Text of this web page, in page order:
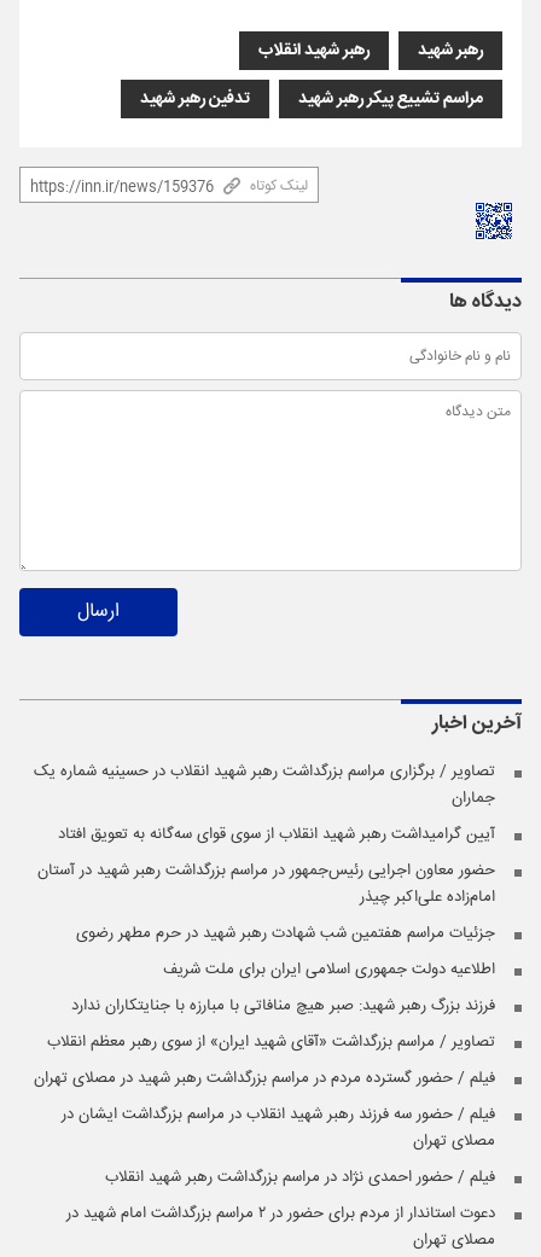
رهبر شهید
رهبر شهید انقلاب
مراسم تشییع پیکر رهبر شهید
تدفین رهبر شهید
لینک کوتاه
دیدگاه ها
ارسال
آخرین اخبار
تصاویر / برگزاری مراسم بزرگداشت رهبر شهید انقلاب در حسینیه شماره یک
جماران
آیین گرامیداشت رهبر شهید انقلاب از سوی قوای سه‌گانه به تعویق افتاد
حضور معاون اجرایی رئیس‌جمهور در مراسم بزرگداشت رهبر شهید در آستان
امام‌زاده علی‌اکبر چیذر
جزئیات مراسم هفتمین شب شهادت رهبر شهید در حرم مطهر رضوی
اطلاعیه دولت جمهوری اسلامی ایران برای ملت شریف
فرزند بزرگ رهبر شهید: صبر هیچ منافاتی با مبارزه با جنایتکاران ندارد
تصاویر / مراسم بزرگداشت «آقای شهید ایران» از سوی رهبر معظم انقلاب
فیلم / حضور گسترده مردم در مراسم بزرگداشت رهبر شهید در مصلای تهران
فیلم / حضور سه فرزند رهبر شهید انقلاب در مراسم بزرگداشت ایشان در
مصلای تهران
فیلم / حضور احمدی نژاد در مراسم بزرگداشت رهبر شهید انقلاب
دعوت استاندار از مردم برای حضور در ۲ مراسم بزرگداشت امام شهید در
مصلای تهران